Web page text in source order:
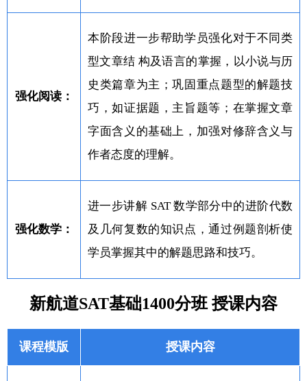
强化阅读：
本阶段进一步帮助学员强化对于不同类
型文章结 构及语言的掌握，以小说与历
史类篇章为主；巩固重点题型的解题技
巧，如证据题，主旨题等；在掌握文章
字面含义的基础上，加强对修辞含义与
作者态度的理解。
强化数学：
进一步讲解 SAT 数学部分中的进阶代数
及几何复数的知识点，通过例题剖析使
学员掌握其中的解题思路和技巧。
新航道SAT基础1400分班 授课内容
课程模版 授课内容